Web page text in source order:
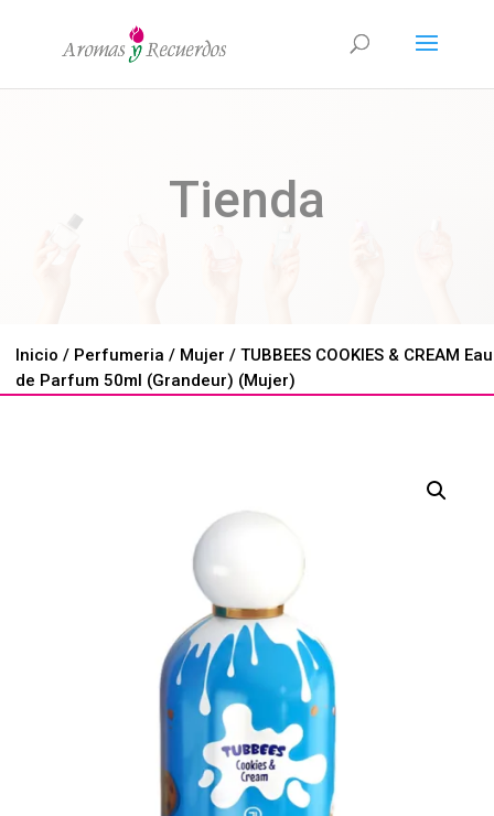
Tienda
Inicio / Perfumeria / Mujer / TUBBEES COOKIES & CREAM Eau
de Parfum 50ml (Grandeur) (Mujer)